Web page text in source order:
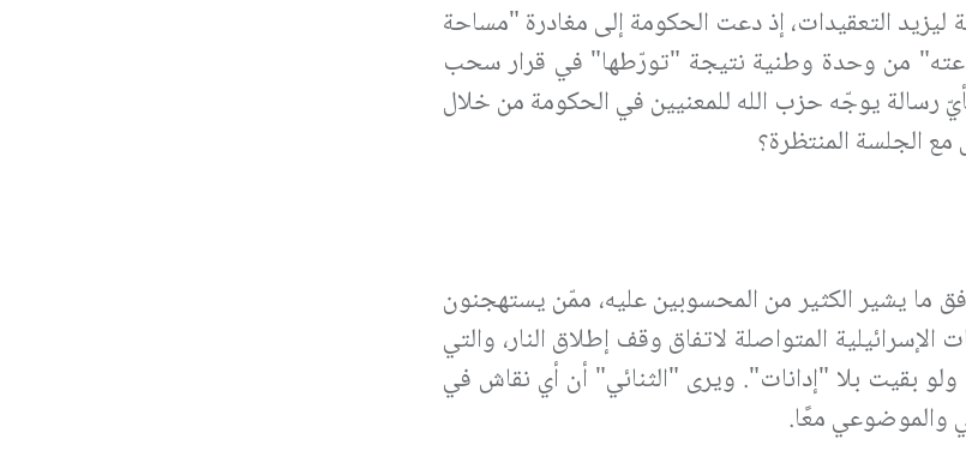
التعقيدات، إذ دعت الحكومة إلى مغادرة "مساحة
صدّعته" من وحدة وطنية نتيجة "تورّطها" في قرار سحب
رسالة يوجّه حزب الله للمعنيين في الحكومة من خلال
مع الجلسة المنتظرة؟
ما يشير الكثير من المحسوبين عليه، ممّن يستهجنون
المتواصلة لاتفاق وقف إطلاق النار، والتي
بقيت بلا "إدانات". ويرى "الثنائي" أن أي نقاش في
والموضوعي معًا.